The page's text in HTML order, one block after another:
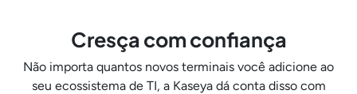
Cresça com confiança
Não importa quantos novos terminais você adicione ao
seu ecossistema de TI, a Kaseya dá conta disso com